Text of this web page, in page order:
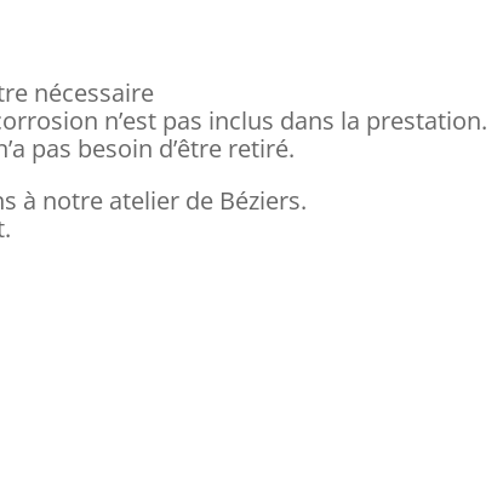
nécessaire
n’est pas inclus dans la prestation.
pas besoin d’être retiré.
à notre atelier de Béziers.